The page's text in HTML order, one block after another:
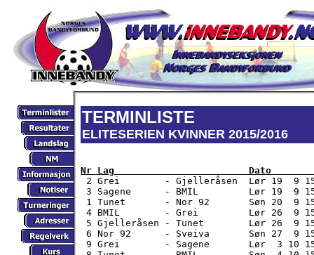
TERMINLISTE
ELITESERIEN KVINNER 2015/2016
Nr Lag
2 Grei        - Gjelleråsen  Lør 19  9 15
3 Sagene      - BMIL         Lør 19  9 15
1 Tunet       - Nor 92       Søn 20  9 15
4 BMIL        - Grei         Lør 26  9 15
5 Gjelleråsen - Tunet        Lør 26  9
6 Nor 92      - Sveiva       Søn 27  9
9 Grei        - Sagene       Lør  3 10 15